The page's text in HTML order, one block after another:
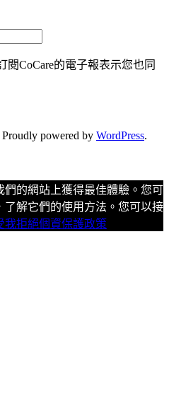
閱CoCare的電子報表示您也同
Proudly powered by WordPress.
們的網站上獲得最佳體驗。您可
解它們的使用方法。您可以接
我拒絕個資保護政策